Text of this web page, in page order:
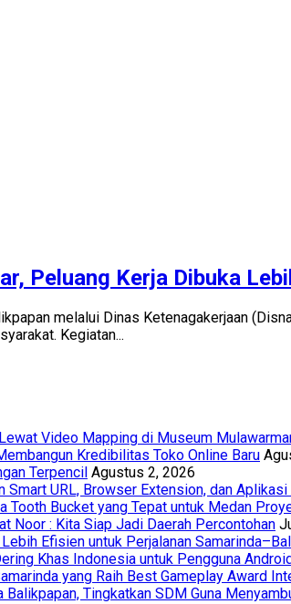
Peluang Kerja Dibuka
melalui Dinas Ketenagakerjaan
Kegiatan...
Video Mapping di Museum
Kredibilitas Toko Online Baru
Terpencil Agustus 2, 2026
URL, Browser Extension, dan
Bucket yang Tepat untuk Medan
Noor : Kita Siap Jadi Daerah Percontohan
Efisien untuk Perjalanan
Khas Indonesia untuk Pengguna
yang Raih Best Gameplay Award
Tingkatkan SDM Guna